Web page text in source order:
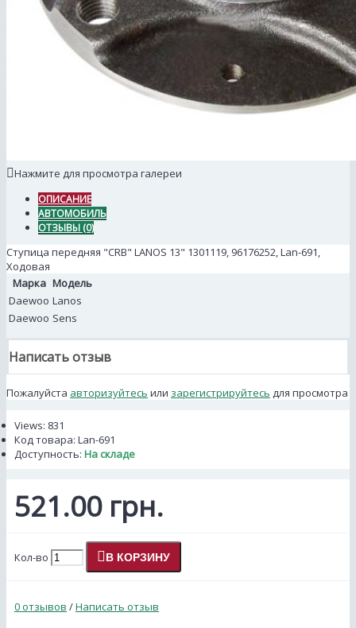
Нажмите для просмотра галереи
ОПИСАНИЕ
АВТОМОБИЛЬ
ОТЗЫВЫ (0)
Ступица передняя "CRB" LANOS 13" 1301119, 96176252, Lan-691,
Ходовая
Марка Модель
Daewoo Lanos
Daewoo Sens
Написать отзыв
Пожалуйста авторизуйтесь или зарегистрируйтесь для просмотра
Views: 831
Код товара: Lan-691
Доступность: На складе
521.00 грн.
Кол-во В КОРЗИНУ
0 отзывов /Написать отзыв